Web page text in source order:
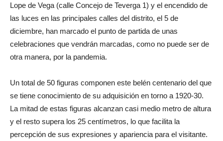
Lope de Vega (calle Concejo de Teverga 1) y el encendido de
las luces en las principales calles del distrito, el 5 de
diciembre, han marcado el punto de partida de unas
celebraciones que vendrán marcadas, como no puede ser de
otra manera, por la pandemia.
Un total de 50 figuras componen este belén centenario del que
se tiene conocimiento de su adquisición en torno a 1920-30.
La mitad de estas figuras alcanzan casi medio metro de altura
y el resto supera los 25 centímetros, lo que facilita la
percepción de sus expresiones y apariencia para el visitante.